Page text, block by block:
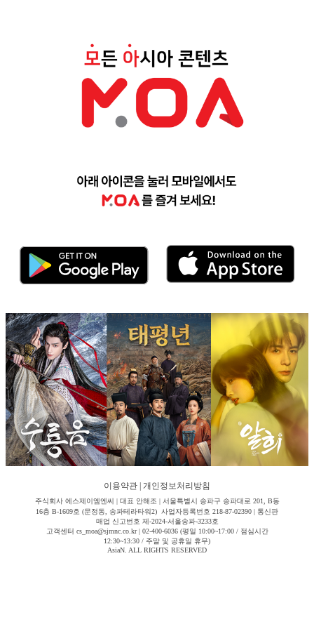
이용약관 개인정보처리방침
주식회사 에스제이엠엔씨 | 대표 안해조 | 서울특별시 송파구 송파대로 201, B동
16층 B-1609호 (문정동, 송파테라타워2) 사업자등록번호 218-87-02390 | 통신판
매업 신고번호 제-2024-서울송파-3233호
고객센터 cs_moa@sjmnc.co.kr | 02-400-6036 (평일 10:00~17:00 / 점심시간
12:30~13:30 / 주말 및 공휴일 휴무)
AsiaN. ALL RIGHTS RESERVED